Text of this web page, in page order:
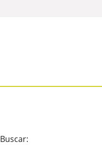
Buscar: